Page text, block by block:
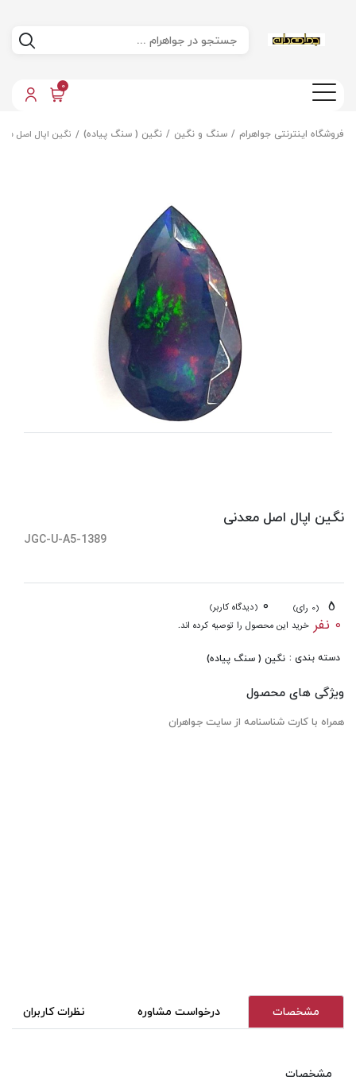
0
فروشگاه اینترنتی جواهرام سنگ و نگین نگین ( سنگ پیاده) نگین اپال اصل
نگین اپال اصل معدنی
JGC-U-A5-1389
(0 رای) 0 (دیدگاه کاربر)
0 نفر خرید این محصول را توصیه کرده اند.
دسته بندی : نگین ( سنگ پیاده)
ویژگی های محصول
همراه با کارت شناسنامه از سایت جواهران
مشخصات درخواست مشاوره نظرات کاربران
مشخصات